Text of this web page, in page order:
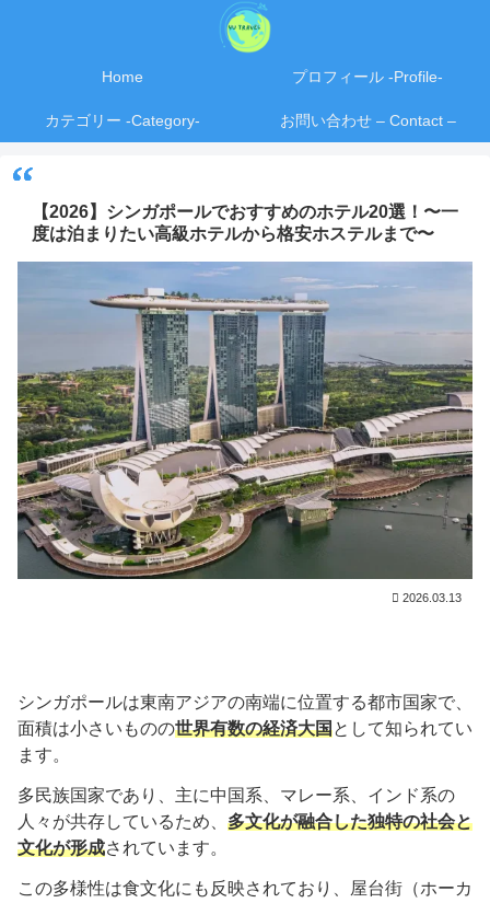
Home プロフィール -Profile-
カテゴリー -Category- お問い合わせ – Contact –
【2026】シンガポールでおすすめのホテル20選！〜一
度は泊まりたい高級ホテルから格安ホステルまで〜
2026.03.13
シンガポールは東南アジアの南端に位置する都市国家で、
面積は小さいものの世界有数の経済大国として知られてい
ます。
多民族国家であり、主に中国系、マレー系、インド系の
人々が共存しているため、 多文化が融合した独特の社会と
文化が形成されています。
この多様性は食文化にも反映されており、屋台街（ホーカ